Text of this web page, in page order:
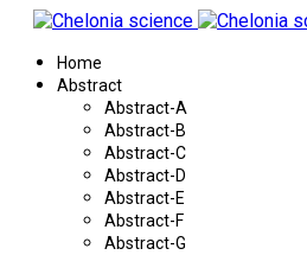
Home
Abstract
Abstract-A
Abstract-B
Abstract-C
Abstract-D
Abstract-E
Abstract-F
Abstract-G